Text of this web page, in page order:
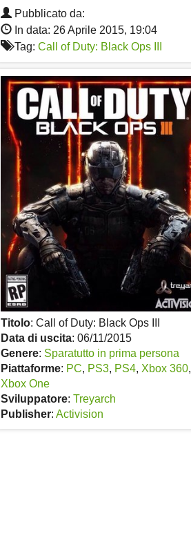
Pubblicato da:
In data: 26 Aprile 2015, 19:04
Tag: Call of Duty: Black Ops III
Titolo: Call of Duty: Black Ops III
Data di uscita: 06/11/2015
Genere: Sparatutto in prima persona
Piattaforme: PC, PS3, PS4, Xbox 360,
Xbox One
Sviluppatore: Treyarch
Publisher: Activision